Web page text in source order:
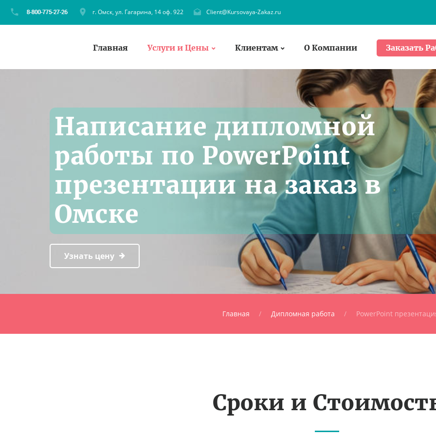
г. Омск, ул. Гагарина, 14 оф. 922 Client@Kursovaya-Zakaz.ru
Главная Услуги и Цены Клиентам О Компании Заказать
Написание дипломной
работы по PowerPoint
презентации на заказ в
Омске
Узнать цену
Главная Дипломная работа PowerPoint
Сроки и